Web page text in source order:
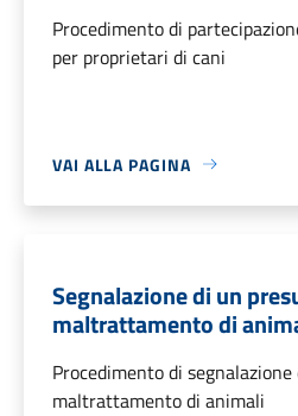
Procedimento di
per proprietari di cani
VAI ALLA PAGINA
Segnalazione di un
maltrattamento di
Procedimento di
maltrattamento di animali